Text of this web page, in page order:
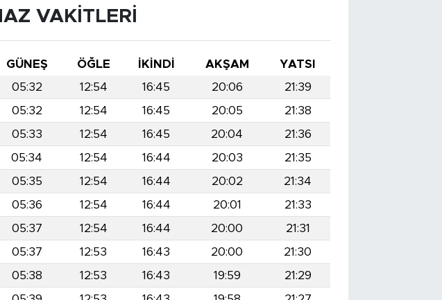
VAKITLERI
GÜNEŞ ÖĞLE İKINDI AKŞAM
YATSI
05:32 12:54 16:45 20:06
21:39
05:32 12:54 16:45 20:05
21:38
05:33 12:54 16:45 20:04
21:36
05:34 12:54 16:44 20:03
21:35
05:35 12:54 16:44 20:02
21:34
05:36 12:54 16:44 20:01
21:33
05:37 12:54 16:44 20:00
21:31
05:37 12:53 16:43 20:00
21:30
05:38 12:53 16:43 19:59
21:29